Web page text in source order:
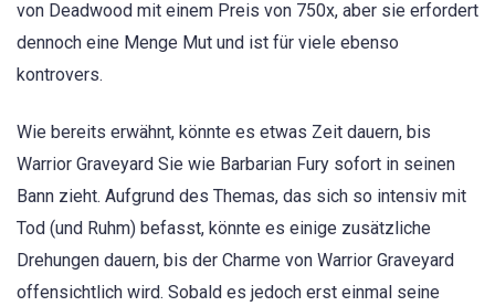
von Deadwood mit einem Preis von 750x, aber sie erfordert
dennoch eine Menge Mut und ist für viele ebenso
kontrovers.
Wie bereits erwähnt, könnte es etwas Zeit dauern, bis
Warrior Graveyard Sie wie Barbarian Fury sofort in seinen
Bann zieht. Aufgrund des Themas, das sich so intensiv mit
Tod (und Ruhm) befasst, könnte es einige zusätzliche
Drehungen dauern, bis der Charme von Warrior Graveyard
offensichtlich wird. Sobald es jedoch erst einmal seine